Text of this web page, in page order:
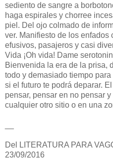
sediento de sangre a
haga espirales y chorree
piel. Del ojo colmado de
ver. Manifiesto de los enfados
efusivos, pasajeros y casi
Vida ¡Oh vida! Dame
Bienvenida la era de la prisa,
todo y demasiado tiempo
si el futuro te podrá deparar.
pensar, pensar en no pensar
cualquier otro sitio o en una
Del LITERATURA PARA
23/09/2016